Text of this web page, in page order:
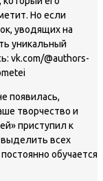
Но если
уводящих на
уникальный
vk.com/@authors-
появилась,
творчество и
приступил к
выделить всех
обучается